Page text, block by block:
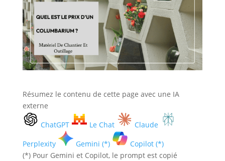
Résumez le contenu de cette page avec une IA
externe
ChatGPT
Le Chat
Claude
Perplexity
Gemini (*)
Copilot (*)
(*) Pour Gemini et Copilot, le prompt est copié